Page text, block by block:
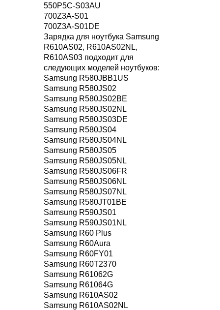
550P5C-S03AU
700Z3A-S01
700Z3A-S01DE
Зарядка для ноутбука Samsung
R610AS02, R610AS02NL,
R610AS03 подходит для
следующих моделей ноутбуков:
Samsung R580JBB1US
Samsung R580JS02
Samsung R580JS02BE
Samsung R580JS02NL
Samsung R580JS03DE
Samsung R580JS04
Samsung R580JS04NL
Samsung R580JS05
Samsung R580JS05NL
Samsung R580JS06FR
Samsung R580JS06NL
Samsung R580JS07NL
Samsung R580JT01BE
Samsung R590JS01
Samsung R590JS01NL
Samsung R60 Plus
Samsung R60Aura
Samsung R60FY01
Samsung R60T2370
Samsung R61062G
Samsung R61064G
Samsung R610AS02
Samsung R610AS02NL